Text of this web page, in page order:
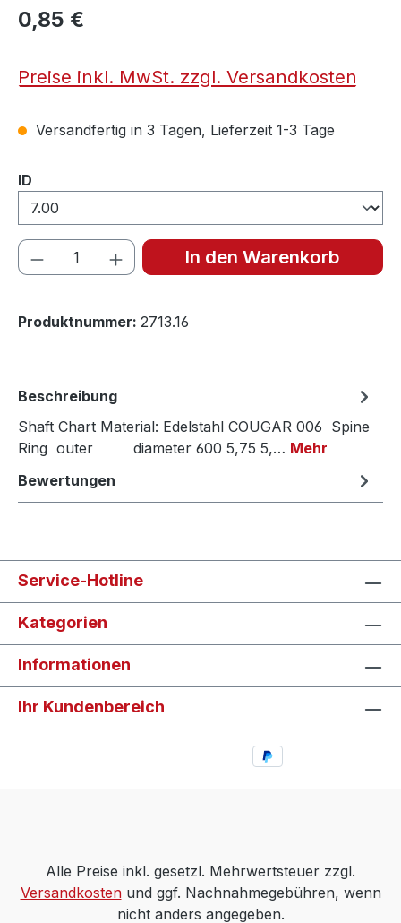
0,85 €
Preise inkl. MwSt. zzgl. Versandkosten
Versandfertig in 3 Tagen, Lieferzeit 1-3 Tage
ID
Produkt Anzahl: Gib den gewünschten
In den Warenkorb
Produktnummer: 2713.16
Beschreibung
Shaft Chart Material: Edelstahl COUGAR 006 Spine
Ring outer diameter 600 5,75 5,… Mehr
Bewertungen
Service-Hotline
Kategorien
Informationen
Ihr Kundenbereich
Alle Preise inkl. gesetzl. Mehrwertsteuer zzgl.
Versandkostenund ggf. Nachnahmegebühren, wenn
nicht anders angegeben.